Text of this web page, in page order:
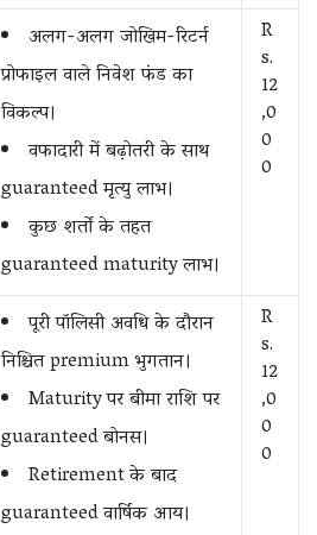
अलग-अलग जोखिम-रिटर्न
प्रोफाइल वाले निवेश फंड का
विकल्प।
वफादारी में बढ़ोतरी के साथ
guaranteed मृत्यु लाभ।
कुछ शर्तों के तहत
guaranteed maturity लाभ।
R
s.
12
,0
0
0
पूरी पॉलिसी अवधि के दौरान
निश्चित premium भुगतान।
Maturity पर बीमा राशि पर
guaranteed बोनस।
Retirement के बाद
guaranteed वार्षिक आय।
R
s.
12
,0
0
0